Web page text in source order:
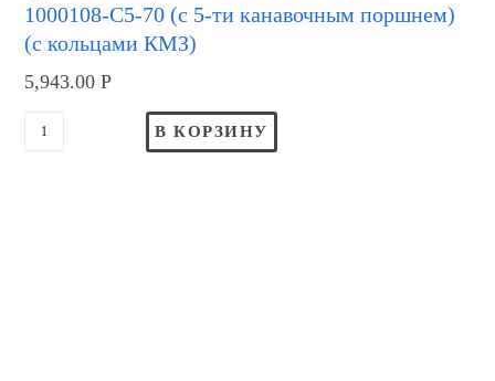
1000108-С5-70 (с 5-ти канавочным поршнем)
(с кольцами КМЗ)
5,943.00Р
В КОРЗИНУ